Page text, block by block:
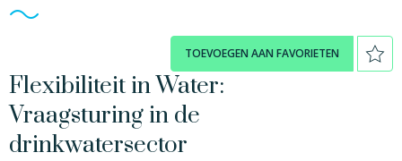
TOEVOEGEN AAN FAVORIETEN
Flexibiliteit in Water:
Vraagsturing in de
drinkwatersector